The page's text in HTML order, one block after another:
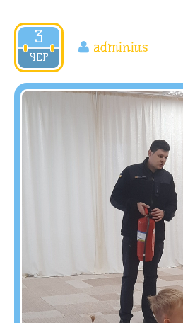
3
ЧЕР
2023
adminius